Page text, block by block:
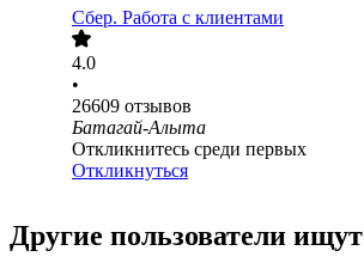
Сбер. Работа с клиентами
4.0
•
26609 отзывов
Батагай-Алыта
Откликнитесь среди первых
Откликнуться
Другие пользователи ищут